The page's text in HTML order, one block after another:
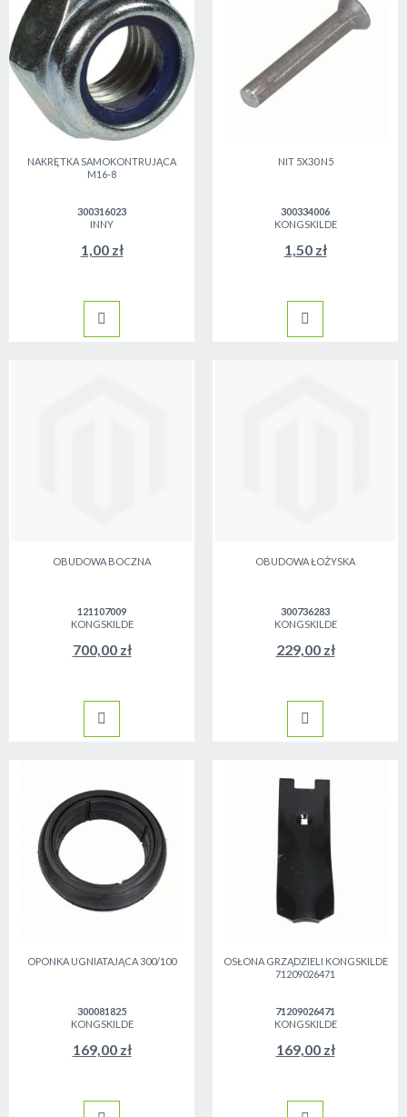
NAKRĘTKA SAMOKONTRUJĄCA
M16-8
300316023
INNY
1,00 zł
NIT 5X30 N5
300334006
KONGSKILDE
1,50 zł
OBUDOWA BOCZNA
121107009
KONGSKILDE
700,00 zł
OBUDOWA ŁOŻYSKA
300736283
KONGSKILDE
229,00 zł
OPONKA UGNIATAJĄCA 300/100
300081825
KONGSKILDE
169,00 zł
OSŁONA GRZĄDZIELI KONGSKILDE
71209026471
71209026471
KONGSKILDE
169,00 zł